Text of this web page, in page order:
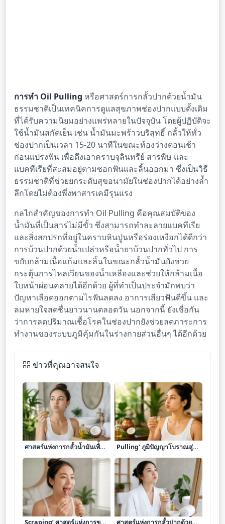
การทำ Oil Pulling หรือศาสตร์การกลั้วปากด้วยน้ำมัน
ธรรมชาติเป็นเทคนิคการดูแลสุขภาพช่องปากแบบดั้งเดิม
ที่ได้รับความนิยมอย่างแพร่หลายในปัจจุบัน โดยผู้ปฏิบัติจะ
ใช้น้ำมันสกัดเย็น เช่น น้ำมันมะพร้าวบริสุทธิ์ กลั้วให้ทั่ว
ช่องปากเป็นเวลา 15-20 นาทีในขณะท้องว่างตอนเช้า
ก่อนแปรงฟัน เพื่อดึงเอาคราบจุลินทรีย์ สารพิษ และ
แบคทีเรียที่สะสมอยู่ตามซอกฟันและลิ้นออกมา ซึ่งเป็นวิธี
ธรรมชาติที่ช่วยยกระดับสุขอนามัยในช่องปากได้อย่างล้ำ
ลึกโดยไม่ต้องพึ่งพาสารเคมีรุนแรง
กลไกสำคัญของการทำ Oil Pulling คือคุณสมบัติของ
น้ำมันที่เป็นสารไม่มีขั้ว ซึ่งสามารถทำละลายแบคทีเรีย
และสิ่งสกปรกที่อยู่ในคราบหินปูนหรือร่องเหงือกได้ดีกว่า
การบ้วนปากด้วยน้ำเปล่าหรือน้ำยาบ้วนปากทั่วไป การ
ขยับกล้ามเนื้อแก้มและลิ้นในขณะกลั้วน้ำมันยังช่วย
กระตุ้นการไหลเวียนของน้ำเหลืองและช่วยให้กล้ามเนื้อ
ใบหน้าผ่อนคลายได้อีกด้วย ผู้ที่ทำเป็นประจำมักพบว่า
ปัญหาเลือดออกตามไรฟันลดลง อาการเสียวฟันดีขึ้น และ
ลมหายใจสดชื่นยาวนานตลอดวัน นอกจากนี้ ยังเชื่อกัน
ว่าการลดปริมาณเชื้อโรคในช่องปากยังช่วยลดภาระการ
ทำงานของระบบภูมิคุ้มกันในร่างกายส่วนอื่นๆ ได้อีกด้วย
ข่าวที่คุณอาจสนใจ
เจาะลึก ‘การทำ Oil Pulling’
ศาสตร์แห่งการกลั้วน้ำมันเพื่อดี
ท็อกซ์ช่องปากและยกระดับ
สุขภาพองค์รวม
เจาะลึกพลังแห่ง 'การทำ Oil
Pulling' ภูมิปัญญาโบราณสู่กา
รดีท็อกซ์ช่องปากและสุขภาพ
ภายใน
เจาะลึก ‘การทำ Tongue
เจาะลึก ‘การทำ Oil Pulling’